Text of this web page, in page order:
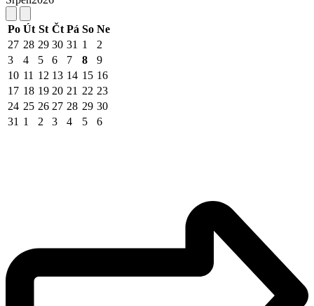
Po Út St Čt Pá So Ne
27 28 29 30 31 1
2
3
4 5 6 7 8
9
10 11 12 13 14 15 16
17 18 19 20 21 22 23
24 25 26 27 28 29 30
31 1 2 3 4 5 6